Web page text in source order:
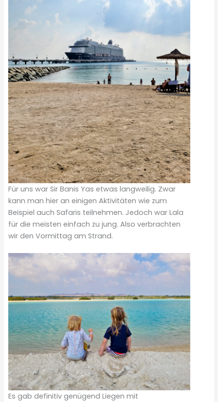
Für uns war Sir Banis Yas etwas langweilig. Zwar
kann man hier an einigen Aktivitäten wie zum
Beispiel auch Safaris teilnehmen. Jedoch war Lala
für die meisten einfach zu jung. Also verbrachten
wir den Vormittag am Strand.
Es gab definitiv genügend Liegen mit